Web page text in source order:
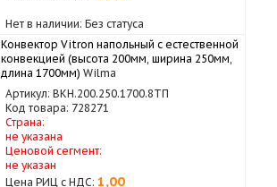
Нет в наличии: Без статуса
Конвектор Vitron напольный с естественной
конвекцией (высота 200мм, ширина 250мм,
длина 1700мм) Wilma
Артикул: ВКН.200.250.1700.8ТП
Код товара: 728271
Страна:
не указана
Ценовой сегмент:
не указан
Цена РИЦ с НДС: 1,00